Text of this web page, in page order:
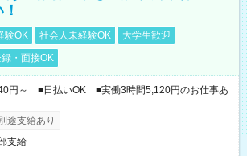
験OK 社会人未経験OK
大学生歓迎
・面接OK
円～ ■日払いOK ■実働3時間5,120円のお仕事あ
途支給あり
支給